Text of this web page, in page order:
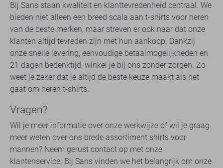
Bij Sans staan kwaliteit en klanttevredenheid centraal. We
bieden niet alleen een breed scala aan t-shirts voor heren
van de beste merken, maar streven er ook naar dat onze
klanten altijd tevreden zijn met hun aankoop. Dankzij
onze snelle levering, eenvoudige betaalmogelijkheden en
21 dagen bedenktijd, winkel je bij ons zonder zorgen. Zo
weet je zeker dat je altijd de beste keuze maakt als het
gaat om heren t-shirts.
Vragen?
Wil je meer informatie over onze werkwijze of wil je graag
meer weten over ons brede assortiment shirts voor
mannen? Neem gerust contact op met onze
klantenservice. Bij Sans vinden we het belangrijk om onze